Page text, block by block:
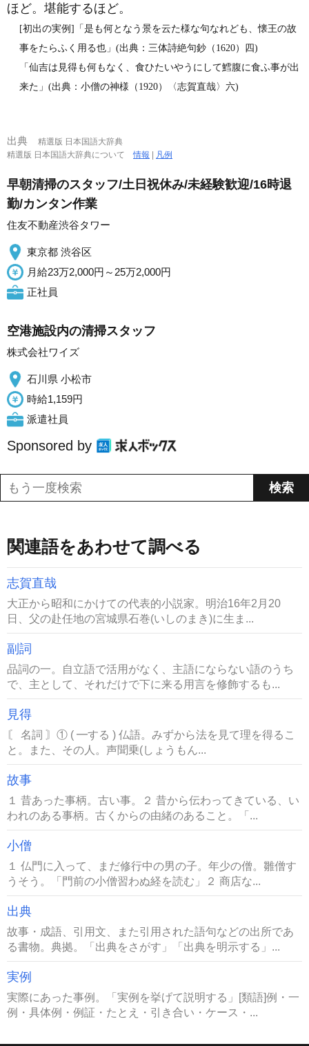
ほど。堪能するほど。
[初出の実例]「是も何となう景を云た様な句なれども、懐王の故
事をたらふく用る也」(出典：三体詩絶句鈔（1620）四)
「仙吉は見得も何もなく、食ひたいやうにして鱈腹に食ふ事が出
来た」(出典：小僧の神様（1920）〈志賀直哉〉六)
出典
精選版 日本国語大辞典
精選版 日本国語大辞典について情報 | 凡例
早朝清掃のスタッフ/土日祝休み/未経験歓迎/16時退
勤/カンタン作業
住友不動産渋谷タワー
東京都 渋谷区
月給23万2,000円～25万2,000円
正社員
空港施設内の清掃スタッフ
株式会社ワイズ
石川県 小松市
時給1,159円
派遣社員
Sponsored by
関連語をあわせて調べる
志賀直哉
大正から昭和にかけての代表的小説家。明治16年2月20
日、父の赴任地の宮城県石巻(いしのまき)に生ま...
副詞
品詞の一。自立語で活用がなく、主語にならない語のうち
で、主として、それだけで下に来る用言を修飾するも...
見得
〘 名詞 〙① ( ━する ) 仏語。みずから法を見て理を得るこ
と。また、その人。声聞乗(しょうもん...
故事
１ 昔あった事柄。古い事。２ 昔から伝わってきている、い
われのある事柄。古くからの由緒のあること。「...
小僧
１ 仏門に入って、まだ修行中の男の子。年少の僧。雛僧す
うそう。「門前の小僧習わぬ経を読む」２ 商店な...
出典
故事・成語、引用文、また引用された語句などの出所であ
る書物。典拠。「出典をさがす」「出典を明示する」...
実例
実際にあった事例。「実例を挙げて説明する」[類語]例・一
例・具体例・例証・たとえ・引き合い・ケース・...